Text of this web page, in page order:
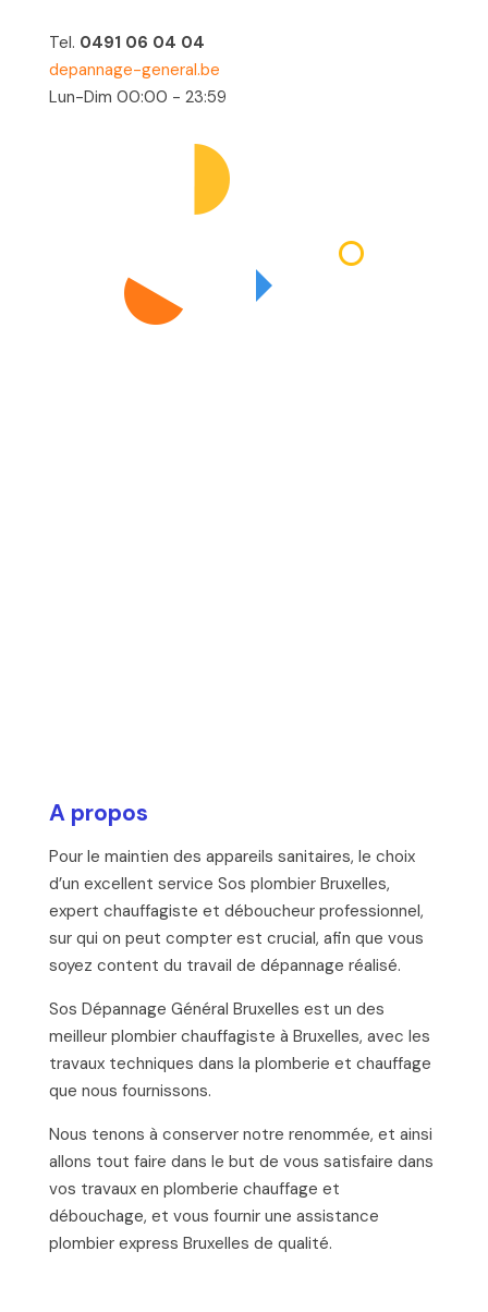
Tel. 0491 06 04 04
depannage-general.be
Lun-Dim 00:00 - 23:59
A propos
Pour le maintien des appareils sanitaires, le choix
d’un excellent service Sos plombier Bruxelles,
expert chauffagiste et déboucheur professionnel,
sur qui on peut compter est crucial, afin que vous
soyez content du travail de dépannage réalisé.
Sos Dépannage Général Bruxelles est un des
meilleur plombier chauffagiste à Bruxelles, avec les
travaux techniques dans la plomberie et chauffage
que nous fournissons.
Nous tenons à conserver notre renommée, et ainsi
allons tout faire dans le but de vous satisfaire dans
vos travaux en plomberie chauffage et
débouchage, et vous fournir une assistance
plombier express Bruxelles de qualité.